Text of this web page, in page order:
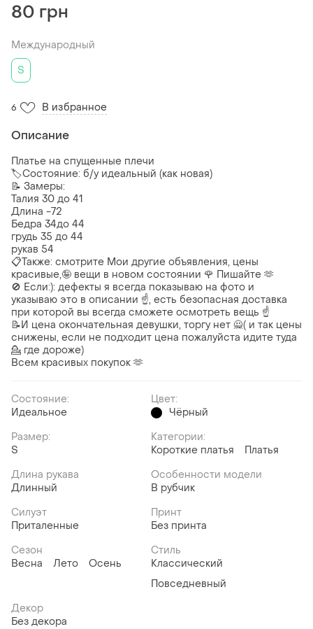
80 грн
Международный
S
6 В избранное
Описание
Платье на спущенные плечи
🏷️Состояние: б/у идеальный (как новая)
📝 Замеры:
Талия 30 до 41
Длина -72
Бедра 34до 44
грудь 35 до 44
рукав 54
📋Также: смотрите Мои другие объявления, цены
красивые,🤪 вещи в новом состоянии 🌹 Пишайте 🫶
🚫 Если:): дефекты я всегда показываю на фото и
указываю это в описании ☝️, есть безопасная доставка
при которой вы всегда сможете осмотреть вещь ☝️
📝И цена окончательная девушки, торгу нет 🙅( и так цены
снижены, если не подходит цена пожалуйста идите туда
💁 где дороже)
Всем красивых покупок 🫶
Состояние:
Идеальное
Цвет:
Чёрный
Размер:
S
Категории:
Короткие платья
Платья
Длина рукава
Длинный
Особенности модели
В рубчик
Силуэт
Приталенные
Принт
Без принта
Сезон
Весна
Лето Осень
Стиль
Классический
Повседневный
Декор
Без декора